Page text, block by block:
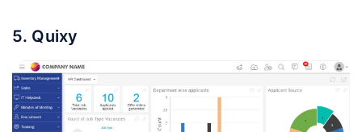
5. Quixy